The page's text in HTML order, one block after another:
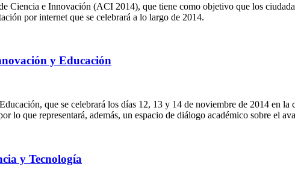
Ciencia e Innovación (ACI 2014), que tiene como objetivo que los
por internet que se celebrará a lo largo de 2014.
y Educación
que se celebrará los días 12, 13 y 14 de noviembre de 2014 en
lo que representará, además, un espacio de diálogo académico sobre el
y Tecnología